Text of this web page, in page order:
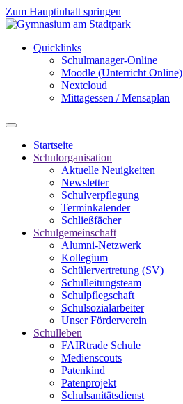
Zum Hauptinhalt springen
Quicklinks
Schulmanager-Online
Moodle (Unterricht Online)
Nextcloud
Mittagessen / Mensaplan
Startseite
Schulorganisation
Aktuelle Neuigkeiten
Newsletter
Schulverpflegung
Terminkalender
Schließfächer
Schulgemeinschaft
Alumni-Netzwerk
Kollegium
Schülervertretung (SV)
Schulleitungsteam
Schulpflegschaft
Schulsozialarbeiter
Unser Förderverein
Schulleben
FAIRtrade Schule
Medienscouts
Patenkind
Patenprojekt
Schulsanitätsdienst